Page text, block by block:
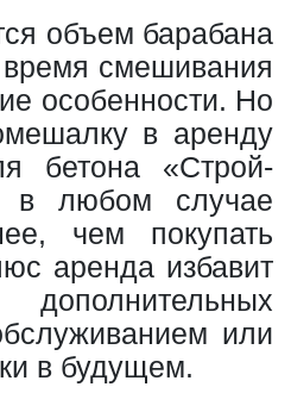
объем барабана
время смешивания
особенности. Но
в аренду
бетона «Строй-
любом случае
чем покупать
аренда избавит
или
в будущем.